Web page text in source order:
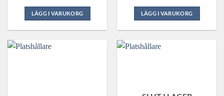
LÄGG I VARUKORG LÄGG I VARUKORG